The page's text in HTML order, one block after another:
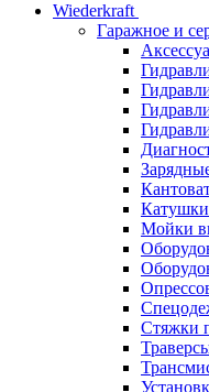
Wiederkraft
Гаражное и
Катушки
Мойки
Стяжки